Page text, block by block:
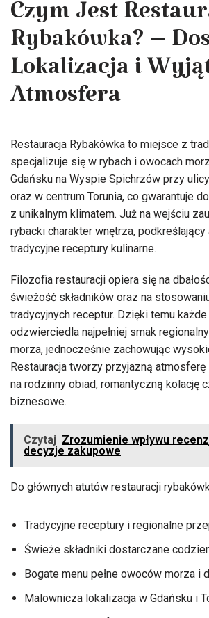
Czym Jest
Rybakówka? –
Lokalizacja i
Atmosfera
Restauracja Rybakówka to miejsce z
specjalizuje się w rybach i owocach
Gdańsku na Wyspie Spichrzów przy
oraz w centrum Torunia, co gwarantuje
z unikalnym klimatem. Już na wejściu
rybacki charakter wnętrza,
tradycyjne receptury kulinarne.
Filozofia restauracji opiera się na
świeżość składników oraz na
tradycyjnych receptur. Dzięki temu
odzwierciedla najpełniej smak
morza, jednocześnie zachowując
Restauracja tworzy przyjazną
na rodzinny obiad, romantyczną kolację
biznesowe.
Czytaj Zrozumienie wpływu
decyzje zakupowe
Do głównych atutów restauracji
Tradycyjne receptury i regionalne
Świeże składniki dostarczane
Bogate menu pełne owoców morza i
Malownicza lokalizacja w Gdańsku i